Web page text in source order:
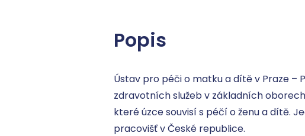
Popis
Ústav pro péči o matku a dítě v Praze –
zdravotních služeb v základních
které úzce souvisí s péčí o ženu a dítě.
pracovišť v České republice.